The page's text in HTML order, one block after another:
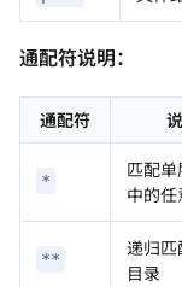
通配符说明：
通配符
*
匹配
中的
**
递归
目录